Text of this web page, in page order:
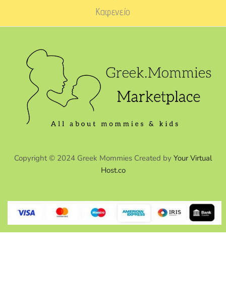
Καφενείο
Copyright © 2024 Greek Mommies Created by Your Virtual
Host.co